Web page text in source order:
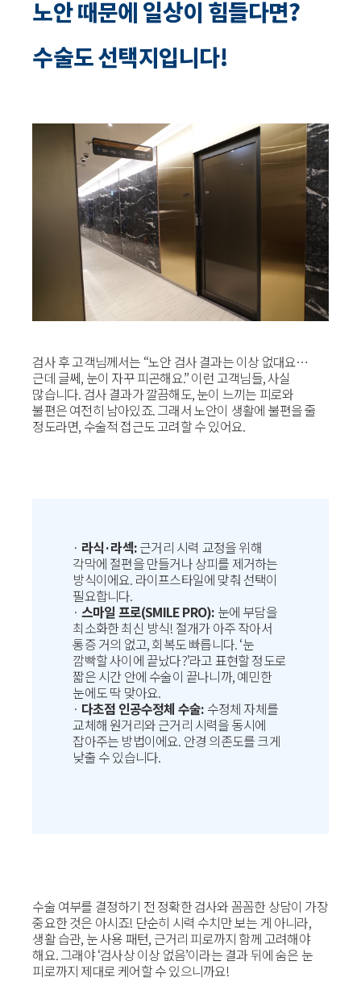
노안 때문에 일상이 힘들다면?
수술도 선택지입니다!
검사 후 고객님께서는 “노안 검사 결과는 이상 없대요…
근데 글쎄, 눈이 자꾸 피곤해요.” 이런 고객님들, 사실
많습니다. 검사 결과가 깔끔해도, 눈이 느끼는 피로와
불편은 여전히 남아있죠. 그래서 노안이 생활에 불편을 줄
정도라면, 수술적 접근도 고려할 수 있어요.
· 라식·라섹:근거리 시력 교정을 위해
각막에 절편을 만들거나 상피를 제거하는
방식이에요. 라이프스타일에 맞춰 선택이
필요합니다.
· 스마일 프로(SMILE PRO): 눈에 부담을
최소화한 최신 방식! 절개가 아주 작아서
통증 거의 없고, 회복도 빠릅니다. ‘눈
깜빡할 사이에 끝났다?’라고 표현할 정도로
짧은 시간 안에 수술이 끝나니까, 예민한
눈에도 딱 맞아요.
· 다초점 인공수정체 수술: 수정체 자체를
교체해 원거리와 근거리 시력을 동시에
잡아주는 방법이에요. 안경 의존도를 크게
낮출 수 있습니다.
수술 여부를 결정하기 전 정확한 검사와 꼼꼼한 상담이 가장
중요한 것은 아시죠! 단순히 시력 수치만 보는 게 아니라,
생활 습관, 눈 사용 패턴, 근거리 피로까지 함께 고려해야
해요. 그래야 ‘검사상 이상 없음’이라는 결과 뒤에 숨은 눈
피로까지 제대로 케어할 수 있으니까요!